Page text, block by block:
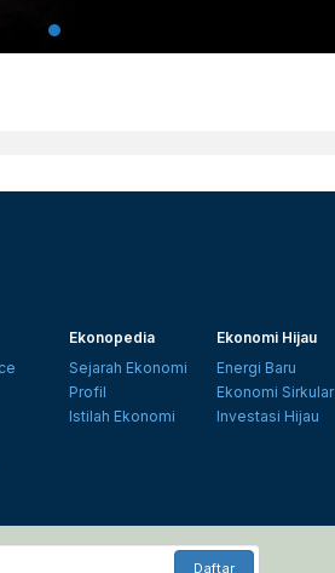
Ekonopedia
Sejarah Ekonomi
Profil
Istilah Ekonomi
Ekonomi Hijau
Energi Baru
Ekonomi Sirkular
Investasi Hijau
Daftar